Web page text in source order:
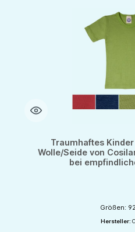
Traumhaftes
Wolle/Seide von
bei
Größen:
Hersteller: